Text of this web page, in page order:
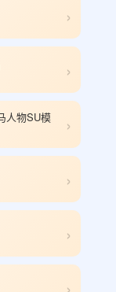
›
›
人物SU模
›
›
›